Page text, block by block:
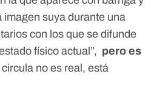
imagen suya durante una
con los que se difunde
físico actual”, pero es
no es real, está